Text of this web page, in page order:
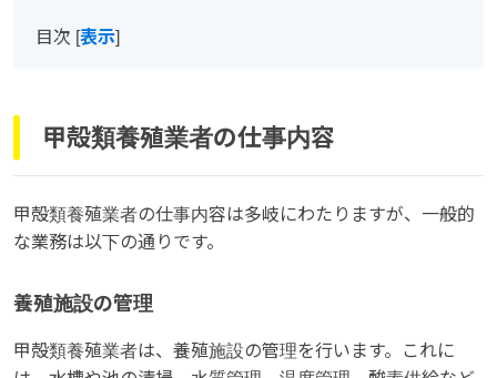
目次 [表示]
甲殻類養殖業者の仕事内容
甲殻類養殖業者の仕事内容は多岐にわたりますが、一般的
な業務は以下の通りです。
養殖施設の管理
甲殻類養殖業者は、養殖施設の管理を行います。これに